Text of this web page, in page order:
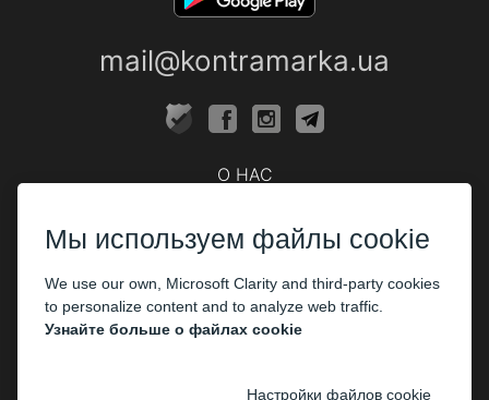
mail@kontramarka.ua
О НАС
ПАРТНЕРАМ
Организаторам
Корпоративным клиентам
Мы используем файлы cookie
We use our own, Microsoft Clarity and third-party cookies
to personalize content and to analyze web traffic.
Узнайте больше о файлах cookie
Настройки файлов cookie